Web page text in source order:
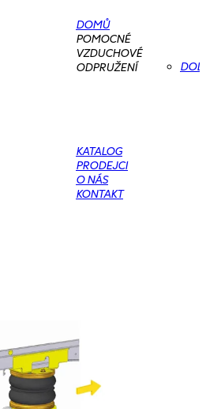
DOMŮ
POMOCNÉ
VZDUCHOVÉ
ODPRUŽENÍ
KATALOG
PRODEJCI
O NÁS
KONTAKT